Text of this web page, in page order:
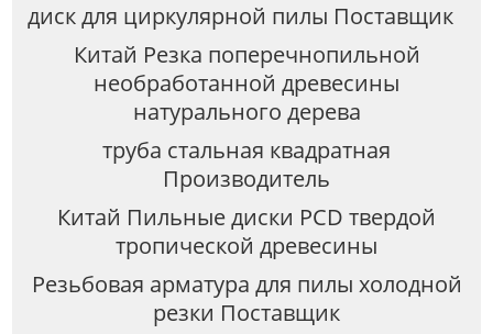
диск для циркулярной пилы Поставщик
Китай Резка поперечнопильной
необработанной древесины
натурального дерева
труба стальная квадратная
Производитель
Китай Пильные диски PCD твердой
тропической древесины
Резьбовая арматура для пилы холодной
резки Поставщик